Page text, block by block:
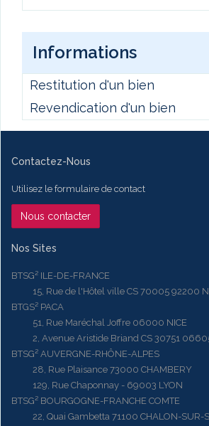
Informations
Restitution d'un bien
Revendication d'un bien
Contactez-Nous
Utilisez le formulaire de contact
Nous contacter
Nos Sites
BTSG² ILE-DE-FRANCE
15, Rue de l'Hôtel ville CS 70005 92200
BTGS² PACA
51, Rue Maréchal Joffre 06000 NICE
2, Avenue Aristide Briand CS 30751 06605
BTSG² AUVERGNE-RHÔNE-ALPES
28, Rue Plaisance 73000 CHAMBERY
129, Rue Chaponnay - 69003 LYON
BTSG² BOURGOGNE-FRANCHE COMTE
22, Quai Gambetta 71100 CHALON-SUR-